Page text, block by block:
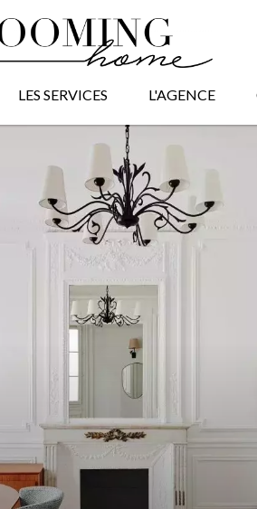
LES SERVICES L'AGENCE